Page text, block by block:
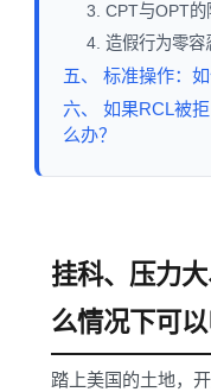
3. CPT与OPT的
4. 造假行为零容
五、 标准操作：
六、 如果RCL被
么办？
挂科、压力
么情况下可以
踏上美国的土地，